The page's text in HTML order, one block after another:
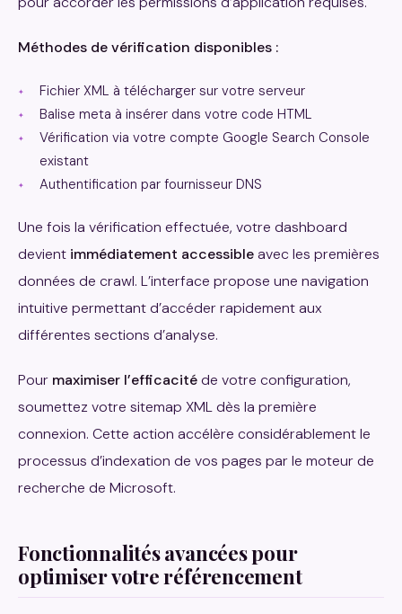
Méthodes de vérification disponibles :
Fichier XML à télécharger sur votre serveur
Balise meta à insérer dans votre code HTML
Vérification via votre compte Google Search Console
existant
Authentification par fournisseur DNS
Une fois la vérification effectuée, votre dashboard
devient immédiatement accessibleavec les premières
données de crawl. L’interface propose une navigation
intuitive permettant d’accéder rapidement aux
différentes sections d’analyse.
Pour maximiser l’efficacitéde votre configuration,
soumettez votre sitemap XML dès la première
connexion. Cette action accélère considérablement le
processus d’indexation de vos pages par le moteur de
recherche de Microsoft.
Fonctionnalités avancées pour
optimiser votre référencement